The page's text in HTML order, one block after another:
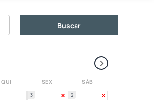
Buscar
›
QUI SEX SÁB
3 3